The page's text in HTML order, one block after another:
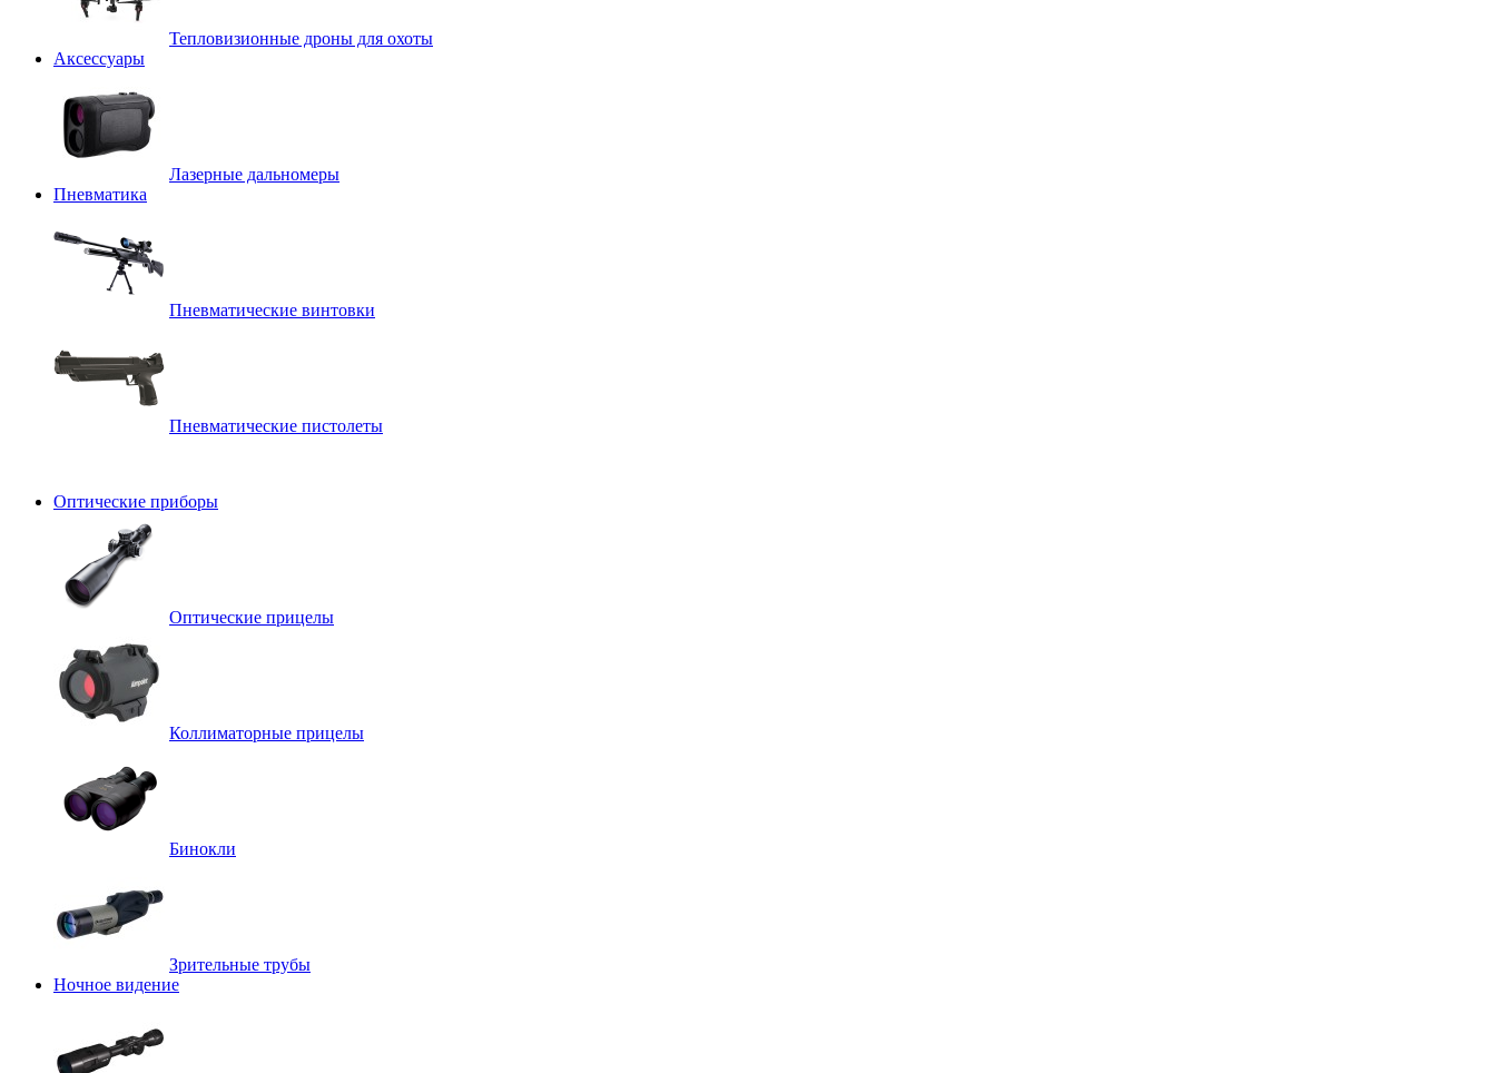
Тепловизионные дроны для охоты
Аксессуары
Лазерные дальномеры
Пневматика
Пневматические винтовки
Пневматические пистолеты
Оптические приборы
Оптические прицелы
Коллиматорные прицелы
Бинокли
Зрительные трубы
Ночное видение